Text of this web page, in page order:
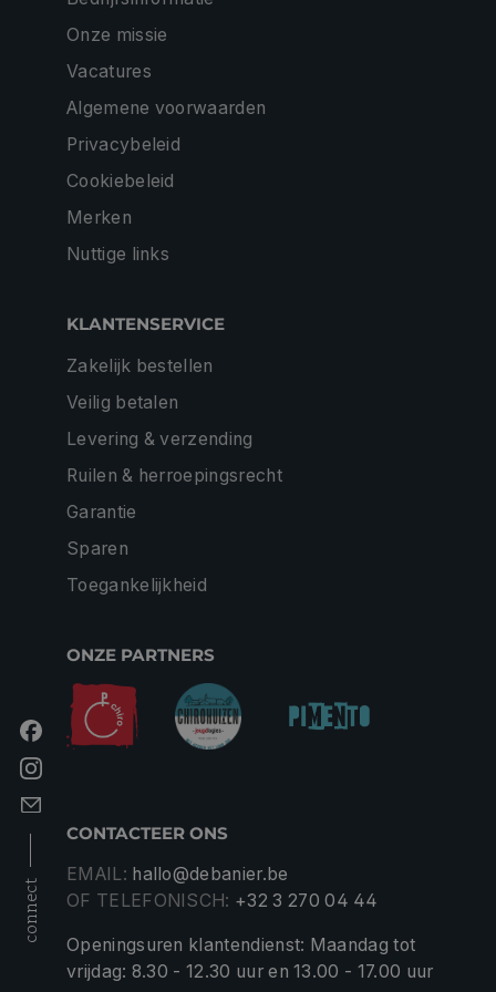
connect
Onze missie
Vacatures
Algemene voorwaarden
Privacybeleid
Cookiebeleid
Merken
Nuttige links
KLANTENSERVICE
Zakelijk bestellen
Veilig betalen
Levering & verzending
Ruilen & herroepingsrecht
Garantie
Sparen
Toegankelijkheid
ONZE PARTNERS
CONTACTEER ONS
EMAIL: hallo@debanier.be
OF TELEFONISCH: +32 3 270 04 44
Openingsuren klantendienst: Maandag tot
vrijdag: 8.30 - 12.30 uur en 13.00 - 17.00 uur